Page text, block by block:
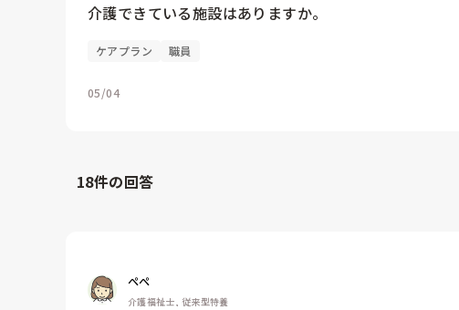
介護できている施設はありますか。
ケアプラン 職員
05/04
18件の回答
ぺぺ
介護福祉士, 従来型特養